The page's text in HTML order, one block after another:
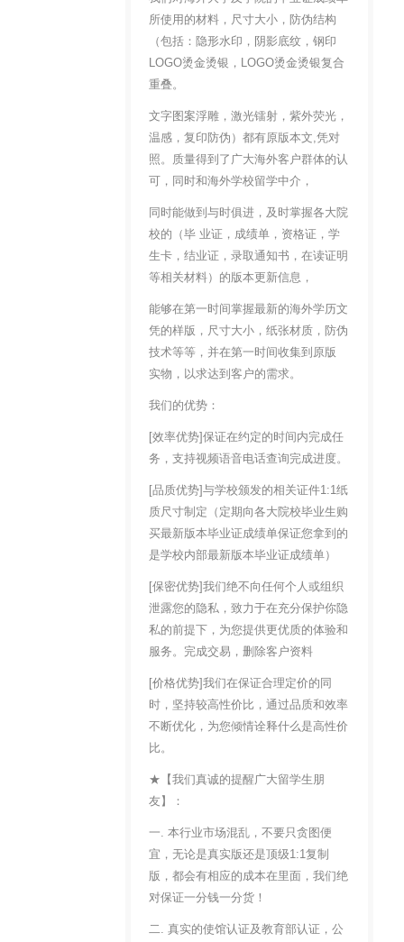
所使用的材料，尺寸大小，防伪结构
（包括：隐形水印，阴影底纹，钢印
LOGO烫金烫银，LOGO烫金烫银复合
重叠。
文字图案浮雕，激光镭射，紫外荧光，
温感，复印防伪）都有原版本文,凭对
照。质量得到了广大海外客户群体的认
可，同时和海外学校留学中介，
同时能做到与时俱进，及时掌握各大院
校的（毕 业证，成绩单，资格证，学
生卡，结业证，录取通知书，在读证明
等相关材料）的版本更新信息，
能够在第一时间掌握最新的海外学历文
凭的样版，尺寸大小，纸张材质，防伪
技术等等，并在第一时间收集到原版
实物，以求达到客户的需求。
我们的优势：
[效率优势]保证在约定的时间内完成任
务，支持视频语音电话查询完成进度。
[品质优势]与学校颁发的相关证件1:1纸
质尺寸制定（定期向各大院校毕业生购
买最新版本毕业证成绩单保证您拿到的
是学校内部最新版本毕业证成绩单）
[保密优势]我们绝不向任何个人或组织
泄露您的隐私，致力于在充分保护你隐
私的前提下，为您提供更优质的体验和
服务。完成交易，删除客户资料
[价格优势]我们在保证合理定价的同
时，坚持较高性价比，通过品质和效率
不断优化，为您倾情诠释什么是高性价
比。
★【我们真诚的提醒广大留学生朋
友】：
一. 本行业市场混乱，不要只贪图便
宜，无论是真实版还是顶级1:1复制
版，都会有相应的成本在里面，我们绝
对保证一分钱一分货！
二. 真实的使馆认证及教育部认证，公